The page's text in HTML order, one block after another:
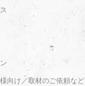
向け／取材のご依頼など